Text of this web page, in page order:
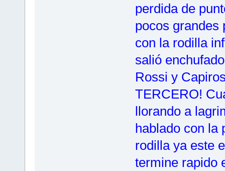
perdida de
pocos grandes
con la rodilla
salió
Rossi y
TERCERO!
llorando a
hablado con la
rodilla ya este
termine rapido